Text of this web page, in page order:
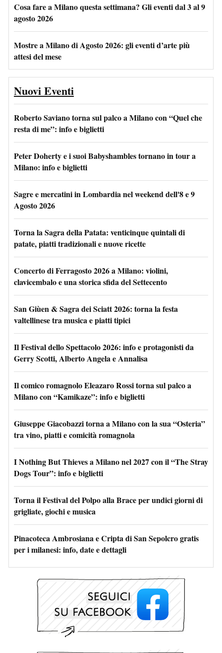
Cosa fare a Milano questa settimana? Gli eventi dal 3 al 9
agosto 2026
Mostre a Milano di Agosto 2026: gli eventi d’arte più
attesi del mese
Nuovi Eventi
Roberto Saviano torna sul palco a Milano con “Quel che
resta di me”: info e biglietti
Peter Doherty e i suoi Babyshambles tornano in tour a
Milano: info e biglietti
Sagre e mercatini in Lombardia nel weekend dell'8 e 9
Agosto 2026
Torna la Sagra della Patata: venticinque quintali di
patate, piatti tradizionali e nuove ricette
Concerto di Ferragosto 2026 a Milano: violini,
clavicembalo e una storica sfida del Settecento
San Giùen & Sagra dei Sciatt 2026: torna la festa
valtellinese tra musica e piatti tipici
Il Festival dello Spettacolo 2026: info e protagonisti da
Gerry Scotti, Alberto Angela e Annalisa
Il comico romagnolo Eleazaro Rossi torna sul palco a
Milano con “Kamikaze”: info e biglietti
Giuseppe Giacobazzi torna a Milano con la sua “Osteria”
tra vino, piatti e comicità romagnola
I Nothing But Thieves a Milano nel 2027 con il “The Stray
Dogs Tour”: info e biglietti
Torna il Festival del Polpo alla Brace per undici giorni di
grigliate, giochi e musica
Pinacoteca Ambrosiana e Cripta di San Sepolcro gratis
per i milanesi: info, date e dettagli